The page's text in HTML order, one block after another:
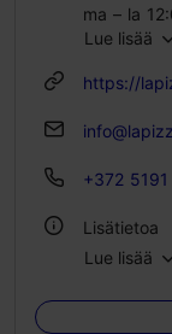
ma – la
su
Lue lisää
https://
+372 5191
Lisätietoa
Lue lisää